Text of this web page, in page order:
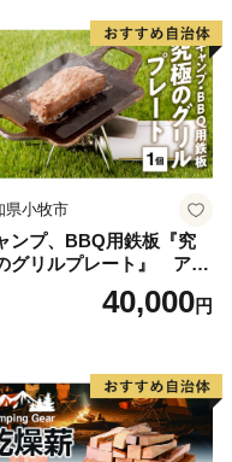
気持ちを込めて、稲
りさせていただきま
書の受付が完了する
よりSMSにて、受
い方（ご登録の番号
しております。
の送付は、稲敷市外
限らせていただきま
県小牧市
ンプ、BBQ用鉄板『究
グリルプレート』 アウ
ア用品 レジャー キャン
バーベキュー BBQ 鉄板
40,000円